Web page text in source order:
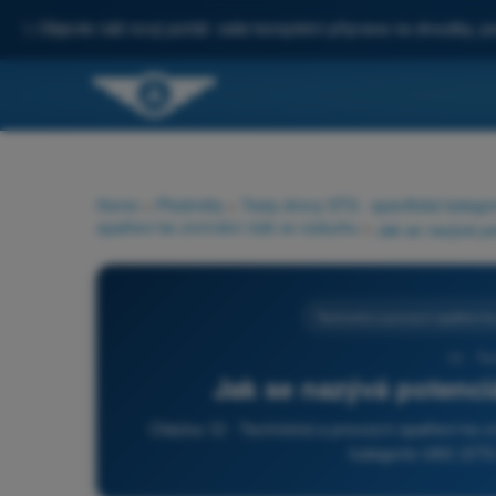
Objevte náš nový portál: vaše kompletní příprava na zkoušky,
Home Předměty Testy drony STS - specifická
opatření ke zmírnění rizik ve vzduchu
Jak se nazývá
Jak se nazývá
Otázka 12 - Technická a provozní opatření ke
kategorie UAS